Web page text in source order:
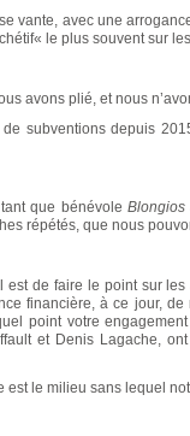
vante, avec une
le plus souvent sur
avons plié, et nous
subventions depuis
que bénévole Blongios
répétés, que nous
est de faire le point sur
financière, à ce jour,
point votre
et Denis Lagache,
est le milieu sans lequel